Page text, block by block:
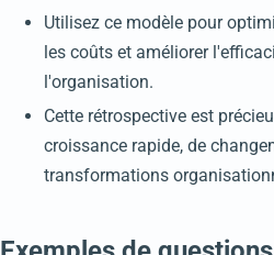
Utilisez ce modèle pour
les coûts et améliorer
l'organisation.
Cette rétrospective est
croissance rapide, de
transformations